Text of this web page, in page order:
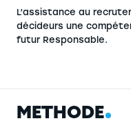
L’assistance au
décideurs une
futur Responsable.
MÉTHODE